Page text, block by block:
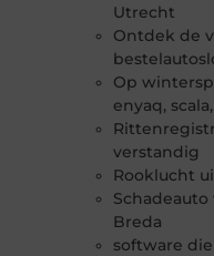
Utrecht
Ontdek de
Op
enyaq,
verstandig
Rooklucht
Breda
software